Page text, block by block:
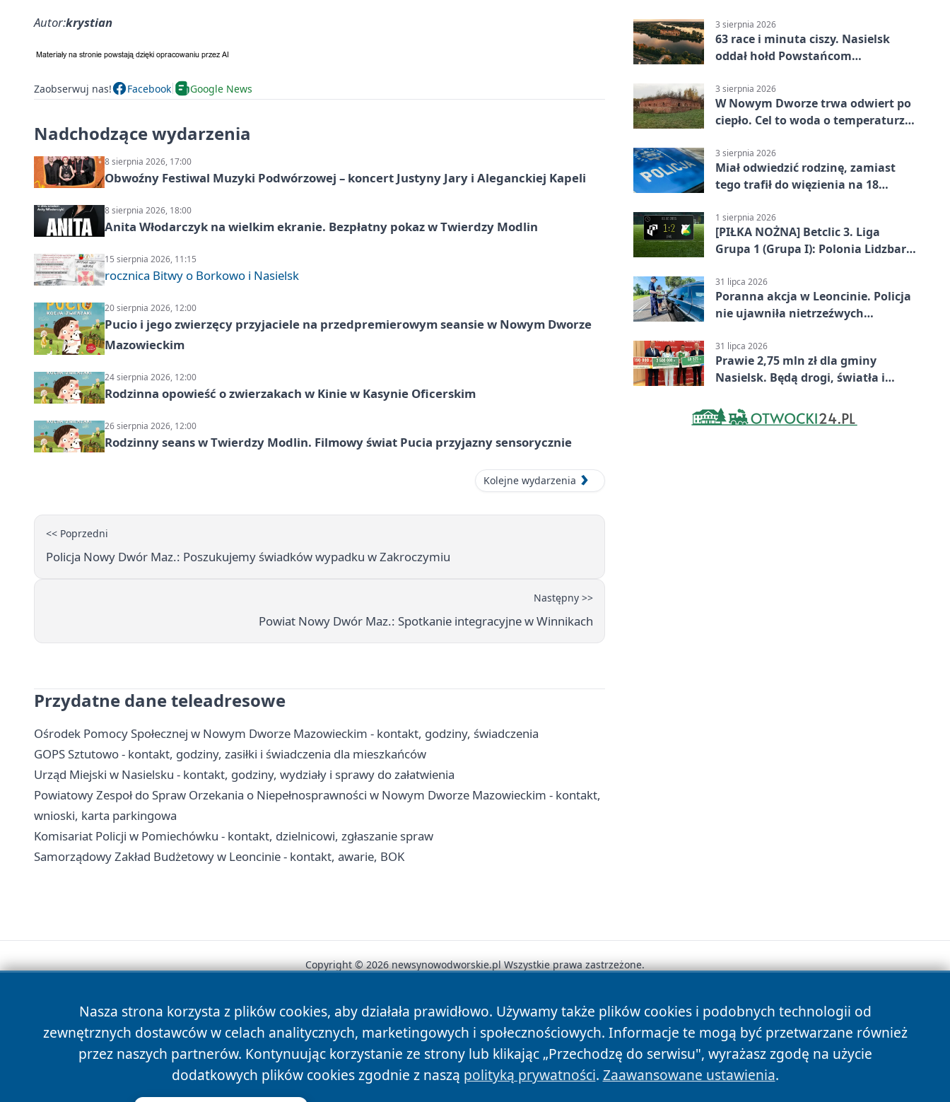
Autor:krystian
Zaobserwuj nas! Facebook Google News
Nadchodzące wydarzenia
8 sierpnia 2026, 17:00
Obwoźny Festiwal Muzyki Podwórzowej – koncert Justyny Jary i Aleganckiej Kapeli
8 sierpnia 2026, 18:00
Anita Włodarczyk na wielkim ekranie. Bezpłatny pokaz w Twierdzy Modlin
15 sierpnia 2026, 11:15
rocznica Bitwy o Borkowo i Nasielsk
20 sierpnia 2026, 12:00
Pucio i jego zwierzęcy przyjaciele na przedpremierowym seansie w Nowym Dworze
Mazowieckim
24 sierpnia 2026, 12:00
Rodzinna opowieść o zwierzakach w Kinie w Kasynie Oficerskim
26 sierpnia 2026, 12:00
Rodzinny seans w Twierdzy Modlin. Filmowy świat Pucia przyjazny sensorycznie
Kolejne wydarzenia
<< Poprzedni
Policja Nowy Dwór Maz.: Poszukujemy świadków wypadku w Zakroczymiu
Następny >>
Powiat Nowy Dwór Maz.: Spotkanie integracyjne w Winnikach
Przydatne dane teleadresowe
Ośrodek Pomocy Społecznej w Nowym Dworze Mazowieckim - kontakt, godziny, świadczenia
GOPS Sztutowo - kontakt, godziny, zasiłki i świadczenia dla mieszkańców
Urząd Miejski w Nasielsku - kontakt, godziny, wydziały i sprawy do załatwienia
Powiatowy Zespoł do Spraw Orzekania o Niepełnosprawności w Nowym Dworze Mazowieckim - kontakt,
wnioski, karta parkingowa
Komisariat Policji w Pomiechówku - kontakt, dzielnicowi, zgłaszanie spraw
Samorządowy Zakład Budżetowy w Leoncinie - kontakt, awarie, BOK
3 sierpnia 2026
63 race i minuta ciszy. Nasielsk
oddał hołd Powstańcom
3 sierpnia 2026
W Nowym Dworze trwa odwiert po
ciepło. Cel to woda o temperaturze
3 sierpnia 2026
Miał odwiedzić rodzinę, zamiast
tego trafił do więzienia na 18
1 sierpnia 2026
[PIŁKA NOŻNA] Betclic 3. Liga
Grupa 1 (Grupa I): Polonia Lidzbark
Mazowiecki 1:2
31 lipca 2026
Poranna akcja w Leoncinie. Policja
nie ujawniła nietrzeźwych
31 lipca 2026
Prawie 2,75 mln zł dla gminy
Nasielsk. Będą drogi, światła i
Nasza strona korzysta z plików cookies, aby działała prawidłowo. Używamy także plików cookies i podobnych technologii od
zewnętrznych dostawców w celach analitycznych, marketingowych i społecznościowych. Informacje te mogą być przetwarzane również
przez naszych partnerów. Kontynuując korzystanie ze strony lub klikając „Przechodzę do serwisu", wyrażasz zgodę na użycie
dodatkowych plików cookies zgodnie z naszą polityką prywatności. Zaawansowane ustawienia.
Copyright © 2026 newsynowodworskie.pl Wszystkie prawa zastrzeżone.
News Autorzy Polityka Prywatności Polityka Cookies